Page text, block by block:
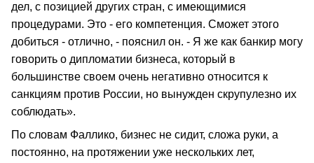
дел, с позицией других стран, с имеющимися
процедурами. Это - его компетенция. Сможет этого
добиться - отлично, - пояснил он. - Я же как банкир могу
говорить о дипломатии бизнеса, который в
большинстве своем очень негативно относится к
санкциям против России, но вынужден скрупулезно их
соблюдать».
По словам Фаллико, бизнес не сидит, сложа руки, а
постоянно, на протяжении уже нескольких лет,